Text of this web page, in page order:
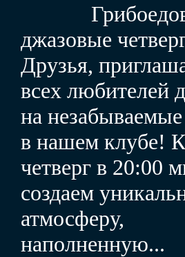
джазовые
Друзья,
всех любителей
на незабываемые
в нашем клубе!
четверг в 20:00
создаем
атмосферу,
наполненную...